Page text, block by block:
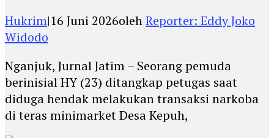
Hukrim|16 Juni 2026olehReporter: Eddy Joko
Widodo
Nganjuk, Jurnal Jatim – Seorang pemuda
berinisial HY (23) ditangkap petugas saat
diduga hendak melakukan transaksi narkoba
di teras minimarket Desa Kepuh,